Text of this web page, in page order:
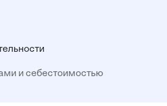
и себестоимостью